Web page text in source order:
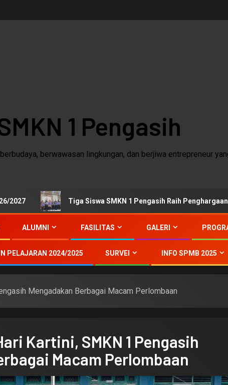
1 Pengasih
berwawasan lingkungan, dan berjiwa entrepreneur
Tiga Siswa SMKN 1 Pengasih Raih Penghargaan
ALUMNI FASILITAS GALERI
PELAJARAN 2024/2025 SURVEI INFO SPMB 2025
Mengadakan Berbagai Macam Perlombaan
Kartini, SMKN 1 Pengasih
Macam Perlombaan